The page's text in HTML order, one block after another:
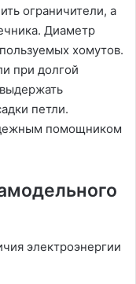
ограничители, а
Диаметр
хомутов.
при долгой
петли.
помощником
электроэнергии